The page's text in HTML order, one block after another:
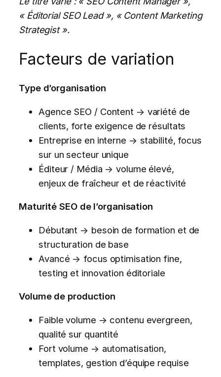
« Éditorial SEO Lead », « Content Marketing
Strategist ».
Facteurs de variation
Type d’organisation
Agence SEO / Content → variété de
clients, forte exigence de résultats
Entreprise en interne → stabilité, focus
sur un secteur unique
Éditeur / Média → volume élevé,
enjeux de fraîcheur et de réactivité
Maturité SEO de l’organisation
Débutant → besoin de formation et de
structuration de base
Avancé → focus optimisation fine,
testing et innovation éditoriale
Volume de production
Faible volume → contenu evergreen,
qualité sur quantité
Fort volume → automatisation,
templates, gestion d’équipe requise